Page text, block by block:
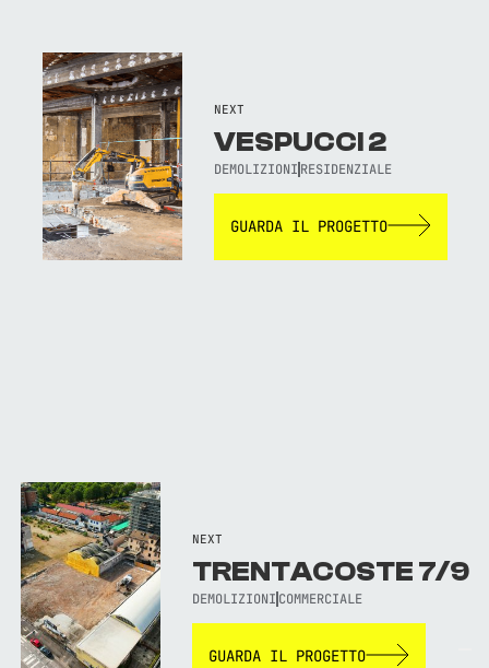
TORNA AL SITO WEB
NEXT
VESPUCCI 2
DEMOLIZIONI RESIDENZIALE
GUARDA IL PROGETTO
NEXT
TRENTACOSTE 7/9
DEMOLIZIONI COMMERCIALE
GUARDA IL PROGETTO